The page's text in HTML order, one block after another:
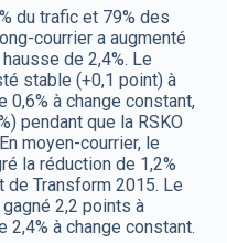
du trafic et 79% des
courrier a augmenté
de 2,4%. Le
stable (+0,1 point) à
0,6% à change constant,
pendant que la RSKO
moyen-courrier, le
la réduction de 1,2%
de Transform 2015. Le
2,2 points à
2,4% à change constant.